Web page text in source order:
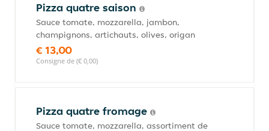
Pizza quatre saison
Sauce tomate, mozzarella, jambon,
champignons, artichauts, olives, origan
€ 13,00
Consigne de (€ 0,00)
Pizza quatre fromage
Sauce tomate, mozzarella, assortiment de